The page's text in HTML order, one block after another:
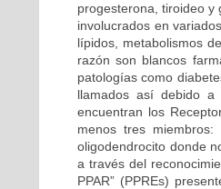
progesterona, tiroideo y
involucrados en
lípidos, metabolismos
razón son blancos
patologías como
llamados así debido
encuentran los
menos tres miembros:
oligodendrocito donde
a través del
PPAR” (PPREs)